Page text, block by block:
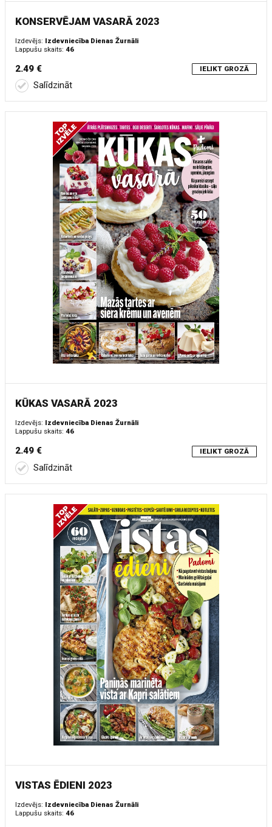
KONSERVĒJAM VASARĀ 2023
Izdevējs: Izdevniecība Dienas Žurnāli
Lappušu skaits: 46
2.49 € IELIKT GROZĀ
Salīdzināt
KŪKAS VASARĀ 2023
Izdevējs: Izdevniecība Dienas Žurnāli
Lappušu skaits: 46
2.49 € IELIKT GROZĀ
Salīdzināt
VISTAS ĒDIENI 2023
Izdevējs: Izdevniecība Dienas Žurnāli
Lappušu skaits: 46